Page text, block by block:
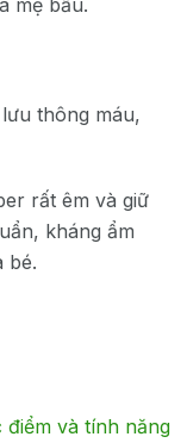
thông máu,
rất êm và giữ
kháng ẩm
bé.
và tính năng